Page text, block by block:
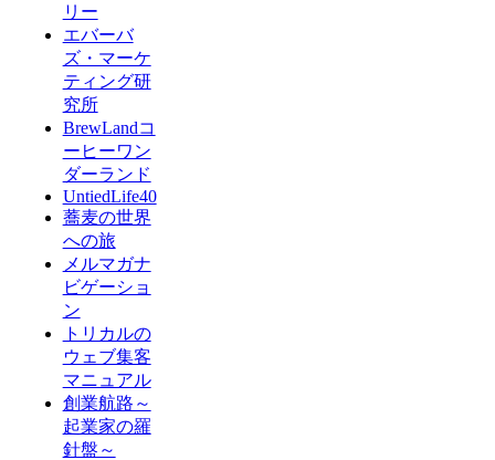
リー
エバーバ
ズ・マーケ
ティング研
究所
BrewLandコ
ーヒーワン
ダーランド
UntiedLife40
蕎麦の世界
への旅
メルマガナ
ビゲーショ
ン
トリカルの
ウェブ集客
マニュアル
創業航路～
起業家の羅
針盤～